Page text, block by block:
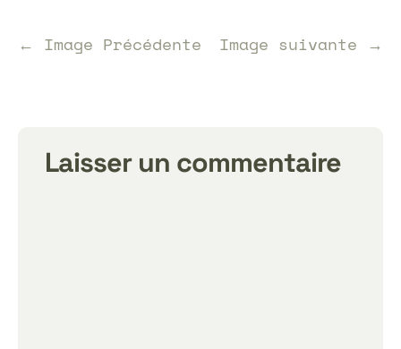
← Image Précédente Image suivante →
Laisser un commentaire